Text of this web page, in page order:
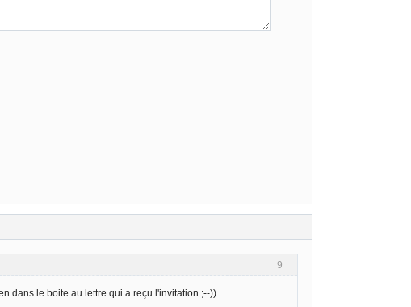
9
dans le boite au lettre qui a reçu l'invitation ;--))